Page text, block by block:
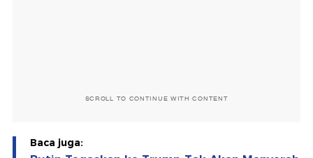
SCROLL TO CONTINUE WITH CONTENT
Baca juga: